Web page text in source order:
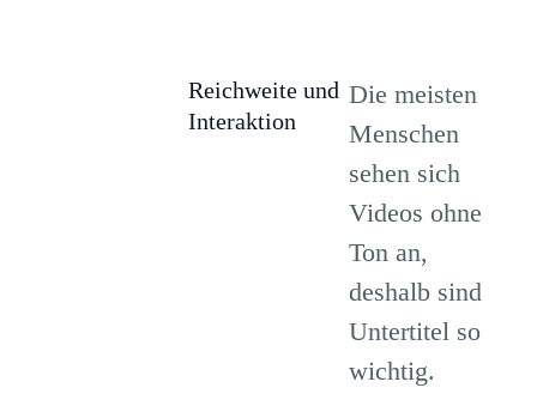
Reichweite und
Interaktion
Die meisten
Menschen
sehen sich
Videos ohne
Ton an,
deshalb sind
Untertitel so
wichtig.